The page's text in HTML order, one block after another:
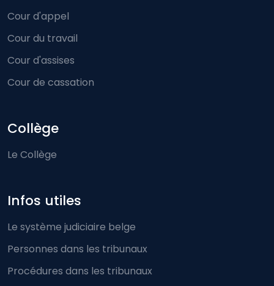
Cour d'appel
Cour du travail
Cour d'assises
Cour de cassation
Collège
Le Collège
Infos utiles
Le système judiciaire belge
Personnes dans les tribunaux
Procédures dans les tribunaux